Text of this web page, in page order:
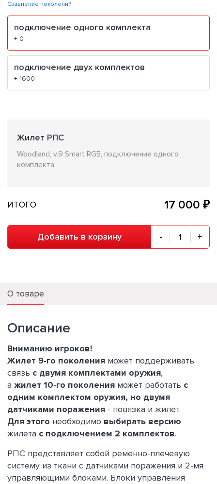
Сравнение поколений
подключение одного комплекта
+ 0
подключение двух комплектов
+ 1600
Жилет РПС
Woodland, v.9 Smart RGB, подключение одного
комплекта
ИТОГО 17 000 ₽
Добавить в корзину - +
О товаре
Описание
Вниманию игроков!
Жилет 9-го поколения может поддерживать
связь с двумя комплектами оружия,
а жилет 10-го поколения может работать с
одним комплектом оружия, но двумя
датчиками поражения - повязка и жилет.
Для этого необходимо выбирать версию
жилета с подключением 2 комплектов.
РПС представляет собой ременно-плечевую
систему из ткани с датчиками поражения и 2-мя
управляющими блоками. Блоки управления